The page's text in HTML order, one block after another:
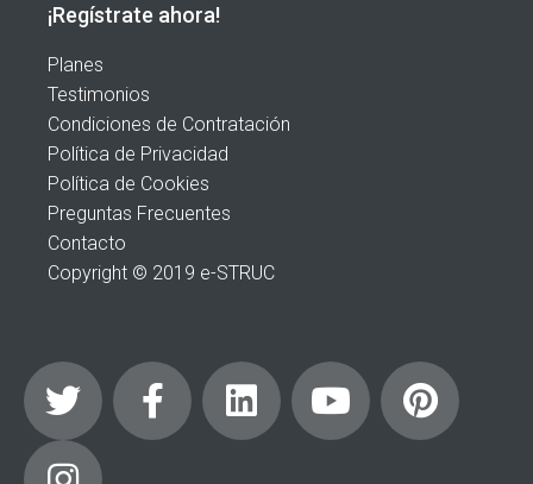
¡Regístrate ahora!
Planes
Testimonios
Condiciones de Contratación
Política de Privacidad
Política de Cookies
Preguntas Frecuentes
Contacto
Copyright © 2019 e-STRUC